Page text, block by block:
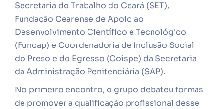
Secretaria do Trabalho do Ceará (SET),
Fundação Cearense de Apoio ao
Desenvolvimento Científico e Tecnológico
(Funcap) e Coordenadoria de Inclusão Social
do Preso e do Egresso (Coispe) da Secretaria
da Administração Penitenciária (SAP).
No primeiro encontro, o grupo debateu formas
de promover a qualificação profissional desse